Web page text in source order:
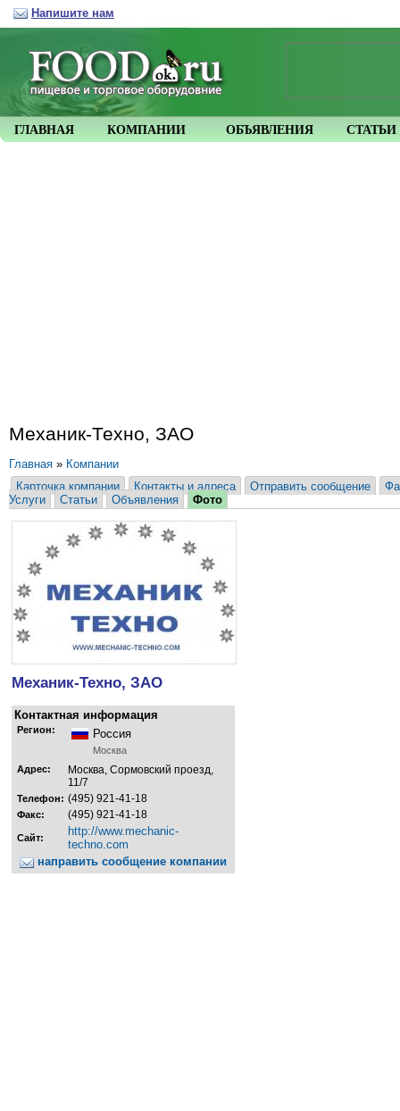
Механик-Техно, ЗАО
Главная » Компании
Карточка компании
Контакты и адреса Отправить сообщение
Услуги
Статьи Объявления Фото
Механик-Техно, ЗАО
Контактная информация
Регион: Россия
Москва
Адрес:
Москва, Сормовский проезд,
11/7
Телефон: (495) 921-41-18
Факс: (495) 921-41-18
Сайт:
http://www.mechanic-
techno.com
направить сообщение компании
ГЛАВНАЯ КОМПАНИИ ОБЪЯВЛЕНИЯ СТАТЬИ
Напишите нам